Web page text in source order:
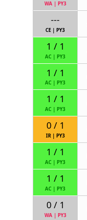
WA| PY3
---
CE |PY3
1 / 1
AC | PY3
1 / 1
AC PY3
1 / 1
AC PY3
0 / 1
IR| PY3
1 / 1
AC PY3
1 / 1
AC | PY3
0 / 1
WA| PY3